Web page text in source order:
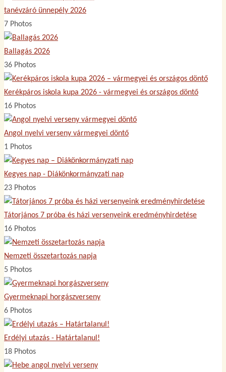
tanévzáró ünnepély 2026
7 Photos
Ballagás 2026
36 Photos
Kerékpáros iskola kupa 2026 - vármegyei és országos döntő
16 Photos
Angol nyelvi verseny vármegyei döntő
1 Photos
Kegyes nap - Diákönkormányzati nap
23 Photos
Tátorjános 7 próba és házi versenyeink eredményhirdetése
16 Photos
Nemzeti összetartozás napja
5 Photos
Gyermeknapi horgászverseny
6 Photos
Erdélyi utazás - Határtalanul!
18 Photos